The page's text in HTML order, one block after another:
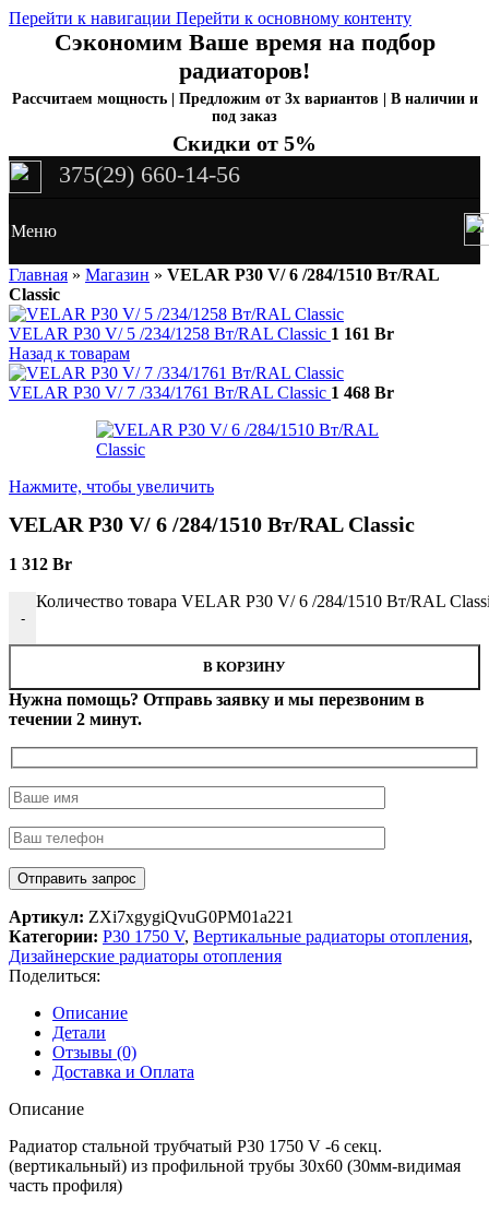
Перейти к навигации Перейти к основному контенту
Сэкономим Ваше время на подбор
радиаторов!
Рассчитаем мощность | Предложим от 3х вариантов | В наличии и
под заказ
Скидки от 5%
375(29) 660-14-56
Меню
Главная » Магазин » VELAR P30 V/ 6 /284/1510 Вт/RAL
Classic
VELAR P30 V/ 5 /234/1258 Вт/RAL Classic 1 161 Br
Назад к товарам
VELAR P30 V/ 7 /334/1761 Вт/RAL Classic 1 468 Br
Нажмите, чтобы увеличить
VELAR P30 V/ 6 /284/1510 Вт/RAL Classic
1 312 Br
-
Количество товара VELAR P30 V/ 6 /284/1510 Вт/RAL
В КОРЗИНУ
Нужна помощь? Отправь заявку и мы перезвоним в
течении 2 минут.
Артикул: ZXi7xgygiQvuG0PM01a221
Категории: P30 1750 V, Вертикальные радиаторы отопления,
Дизайнерские радиаторы отопления
Поделиться:
Описание
Детали
Отзывы (0)
Доставка и Оплата
Описание
Радиатор стальной трубчатый P30 1750 V -6 секц.
(вертикальный) из профильной трубы 30х60 (30мм-видимая
часть профиля)